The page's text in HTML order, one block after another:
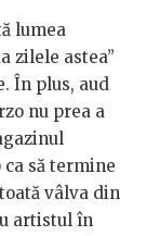
lumea
zilele astea”
În plus, aud
nu prea a
să termine
vâlva din
artistul în